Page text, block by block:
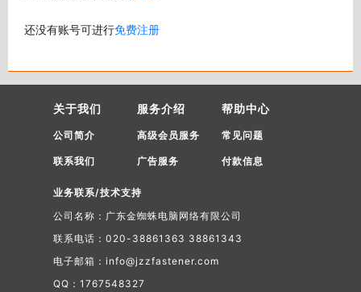
还没有账号可进行免费注册
关于我们
公司简介
联系我们
服务介绍
高级会员服务
广告服务
帮助中心
常见问题
付款信息
业务联系/技术支持
公司名称：广东金蜘蛛电脑网络有限公司
联系电话：020-38861363 38861343
电子邮箱：info@jzzfastener.com
QQ：1767548327